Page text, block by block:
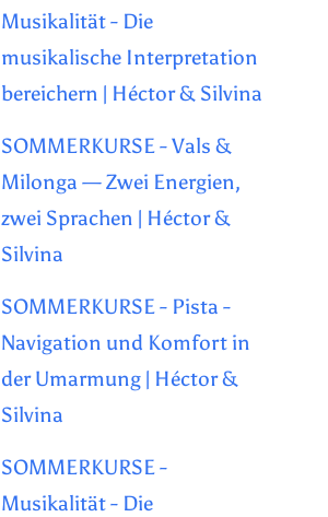
Musikalität - Die
musikalische Interpretation
bereichern | Héctor & Silvina
SOMMERKURSE - Vals &
Milonga — Zwei Energien,
zwei Sprachen | Héctor &
Silvina
SOMMERKURSE - Pista -
Navigation und Komfort in
der Umarmung | Héctor &
Silvina
SOMMERKURSE -
Musikalität - Die